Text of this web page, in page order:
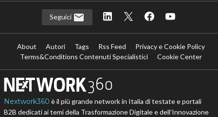
Seguici
About Autori Tags Rss Feed
Privacy e Cookie Policy
Terms&Conditions Contenuti Specialistici
Cookie Center
Nextwork360 è il più grande network in Italia di testate e portali
B2B dedicati ai temi della Trasformazione Digitale e dell’Innovazione